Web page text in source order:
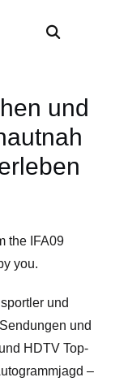
und
und
und
HDTV Top-
–